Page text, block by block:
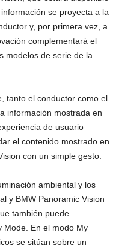
se proyecta a la
y, por primera vez, a
complementará el
modelos de serie de la
tanto el conductor como el
información mostrada en
de usuario
el contenido mostrado en
con un simple gesto.
ambiental y los
y BMW Panoramic Vision
también puede
Mode. En el modo My
se sitúan sobre un